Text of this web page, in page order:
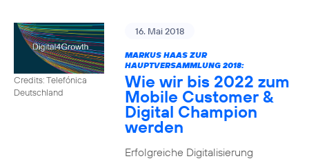
Credits: Telefónica
Deutschland
16. Mai 2018
MARKUS HAAS ZUR
HAUPTVERSAMMLUNG 2018:
Wie wir bis 2022 zum
Mobile Customer &
Digital Champion
werden
Erfolgreiche Digitalisierung